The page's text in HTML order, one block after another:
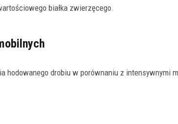
białka zwierzęcego.
hodowanego drobiu w porównaniu z intensywnymi